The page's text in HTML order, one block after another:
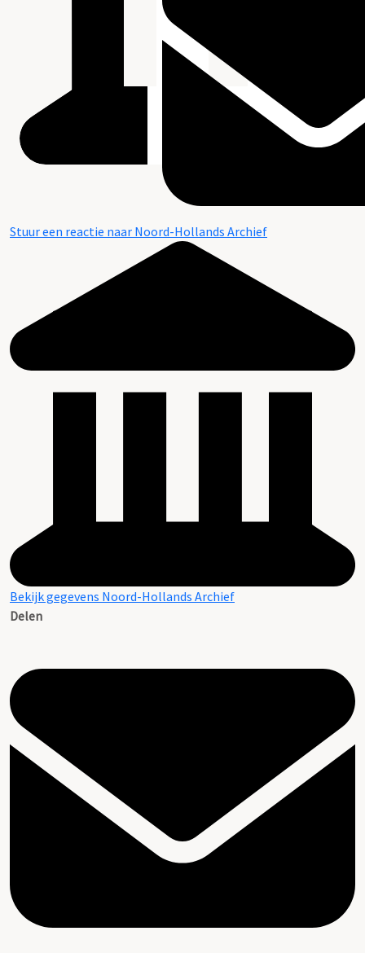
Stuur een reactie naar Noord-Hollands Archief
Bekijk gegevens Noord-Hollands Archief
Delen